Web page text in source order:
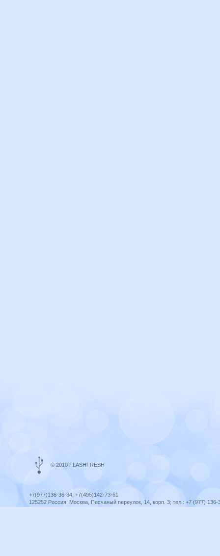
© 2010 FLASHFRESH
+7(977)136-36-84, +7(495)142-73-61
125252 Россия, Москва, Песчаный переулок, 14, корп. 3; тел.: +7 (977) 136-